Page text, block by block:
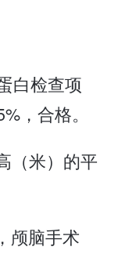
白检查项
，合格。
（米）的平
颅脑手术